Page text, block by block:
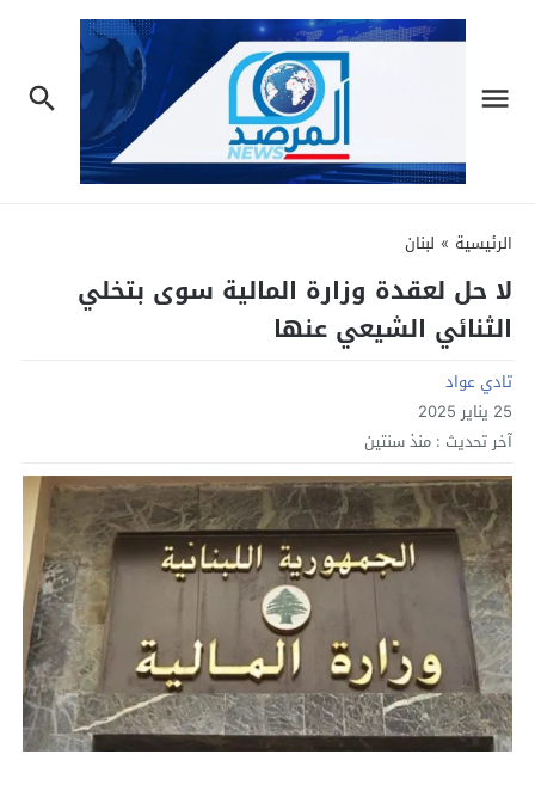
الرئيسية » لبنان
لا حل لعقدة وزارة المالية سوى بتخلي
الثنائي الشيعي عنها
تادي عواد
25 يناير 2025
آخر تحديث : منذ سنتين